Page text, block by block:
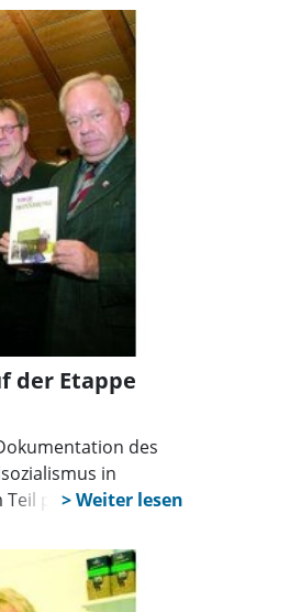
Führungen im
jede Menge
der Etappe
des
in
Teil persönlichen
zu einem
Die Stadt
die
brachte sich